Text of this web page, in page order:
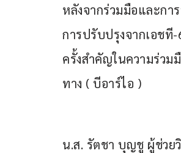
หลังจากร่วมมือและก
การปรับปรุงจากเอชที-
ครั้งสำคัญในความร่วม
ทาง ( บีอาร์ไอ )
น.ส. รัตชา บุญชู ผู้ช่วย